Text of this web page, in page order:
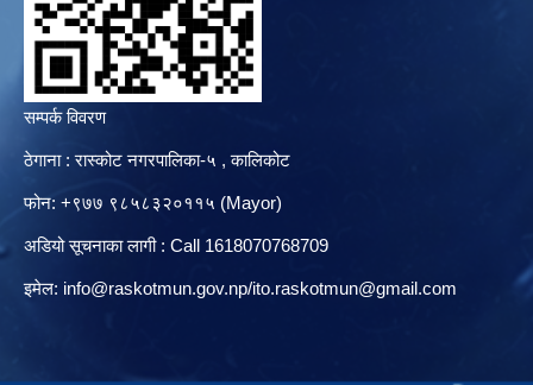
सम्पर्क विवरण
ठेगाना : रास्कोट नगरपालिका-५ , कालिकोट
फोन: +९७७ ९८५८३२०११५ (Mayor)
अडियो सूचनाका लागी : Call 1618070768709
इमेल: info@raskotmun.gov.np/ito.raskotmun@gmail.com